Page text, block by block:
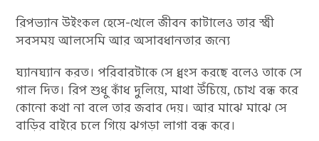
রিপভ্যান উইংকল হেসে-খেলে জীবন কাটালেও তার স্ত্রী
সবসময় আলসেমি আর অসাবধানতার জন্যে
ঘ্যানঘ্যান করত। পরিবারটাকে সে ধ্বংস করছে বলেও তাকে সে
গাল দিত। রিপ শুধু কাঁধ দুলিয়ে, মাথা উঁচিয়ে, চোখ বন্ধ করে
কোনো কথা না বলে তার জবাব দেয়। আর মাঝে মাঝে সে
বাড়ির বাইরে চলে গিয়ে ঝগড়া লাগা বন্ধ করে।